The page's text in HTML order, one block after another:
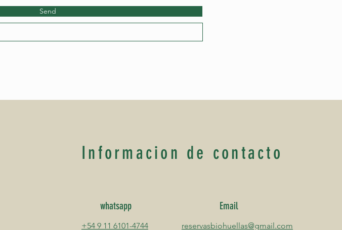
Send
Informacion de contacto
Email
whatsapp
+54 9 11 6101-4744 reservasbiohuellas@gmail.com